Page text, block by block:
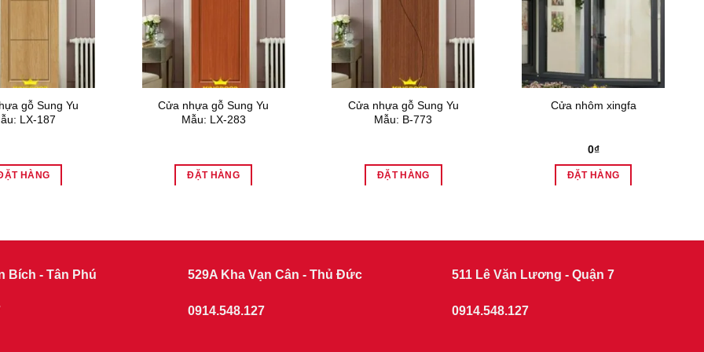
gỗ Sung Yu
LX-187
HÀNG
Cửa nhựa gỗ Sung Yu
Mẫu: LX-283
ĐẶT HÀNG
Cửa nhựa gỗ Sung Yu
Mẫu: B-773
ĐẶT HÀNG
Cửa nhôm xingfa
0₫
ĐẶT HÀNG
Bích - Tân Phú 529A Kha Vạn Cân - Thủ Đức
0914.548.127
511 Lê Văn Lương - Quận 7
0914.548.127